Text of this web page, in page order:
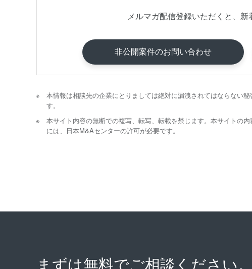
メルマガ配信登録いただくと、新
非公開案件のお問い合わせ
本情報は相談先の企業にとりましては絶対に漏洩されてはならない
す。
本サイト内容の無断での複写、転写、転載を禁じます。本サイトの
には、日本M&Aセンターの許可が必要です。
まずは無料でご相談ください。